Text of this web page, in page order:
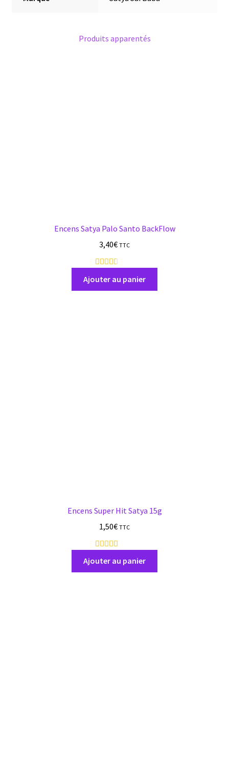
Produits apparentés
Encens Satya Palo Santo BackFlow
3,40€ TTC
Ajouter au panier
Encens Super Hit Satya 15g
1,50€ TTC
Ajouter au panier